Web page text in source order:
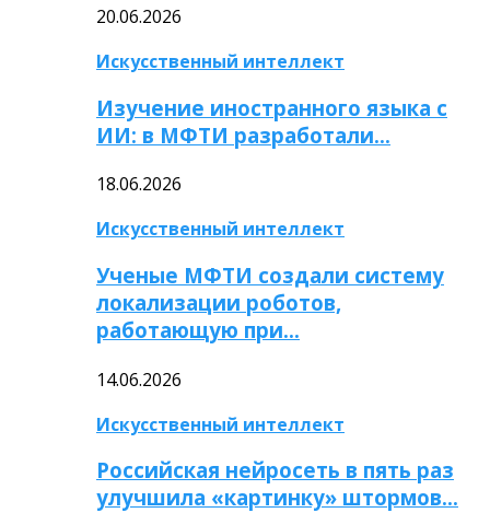
20.06.2026
Искусственный интеллект
Изучение иностранного языка с
ИИ: в МФТИ разработали…
18.06.2026
Искусственный интеллект
Ученые МФТИ создали систему
локализации роботов,
работающую при…
14.06.2026
Искусственный интеллект
Российская нейросеть в пять раз
улучшила «картинку» штормов…